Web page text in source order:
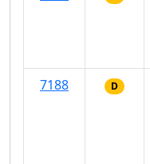
7188
D